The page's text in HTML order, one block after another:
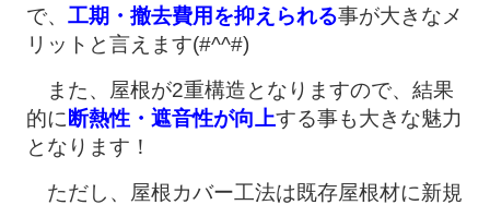
で、 工期・撤去費用を抑えられる事が大きなメ
リットと言えます(#^^#)
また、屋根が2重構造となりますので、結果
的に 断熱性・遮音性が向上する事も大きな魅力
となります！
ただし、屋根カバー工法は既存屋根材に新規